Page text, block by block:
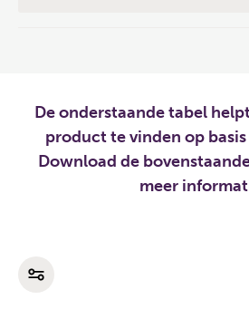
De onderstaande tabel
product te vinden op
Download de
meer